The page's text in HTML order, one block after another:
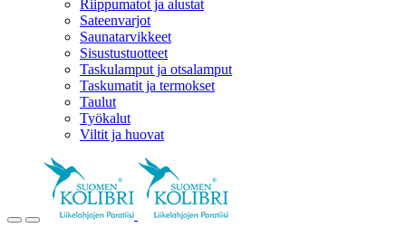
Riippumatot ja alustat
Sateenvarjot
Saunatarvikkeet
Sisustustuotteet
Taskulamput ja otsalamput
Taskumatit ja termokset
Taulut
Työkalut
Viltit ja huovat